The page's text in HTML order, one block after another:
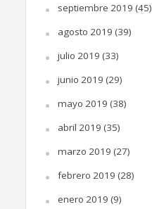
septiembre 2019 (45)
agosto 2019 (39)
julio 2019 (33)
junio 2019 (29)
mayo 2019 (38)
abril 2019 (35)
marzo 2019 (27)
febrero 2019 (28)
enero 2019 (9)